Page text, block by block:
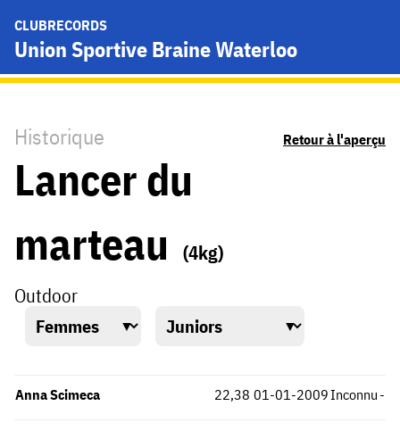
CLUBRECORDS
Union Sportive Braine Waterloo
Historique Retour à l'aperçu
Lancer du
marteau
(4kg)
Outdoor
Anna Scimeca Inconnu
22,38 -
01-01-2009